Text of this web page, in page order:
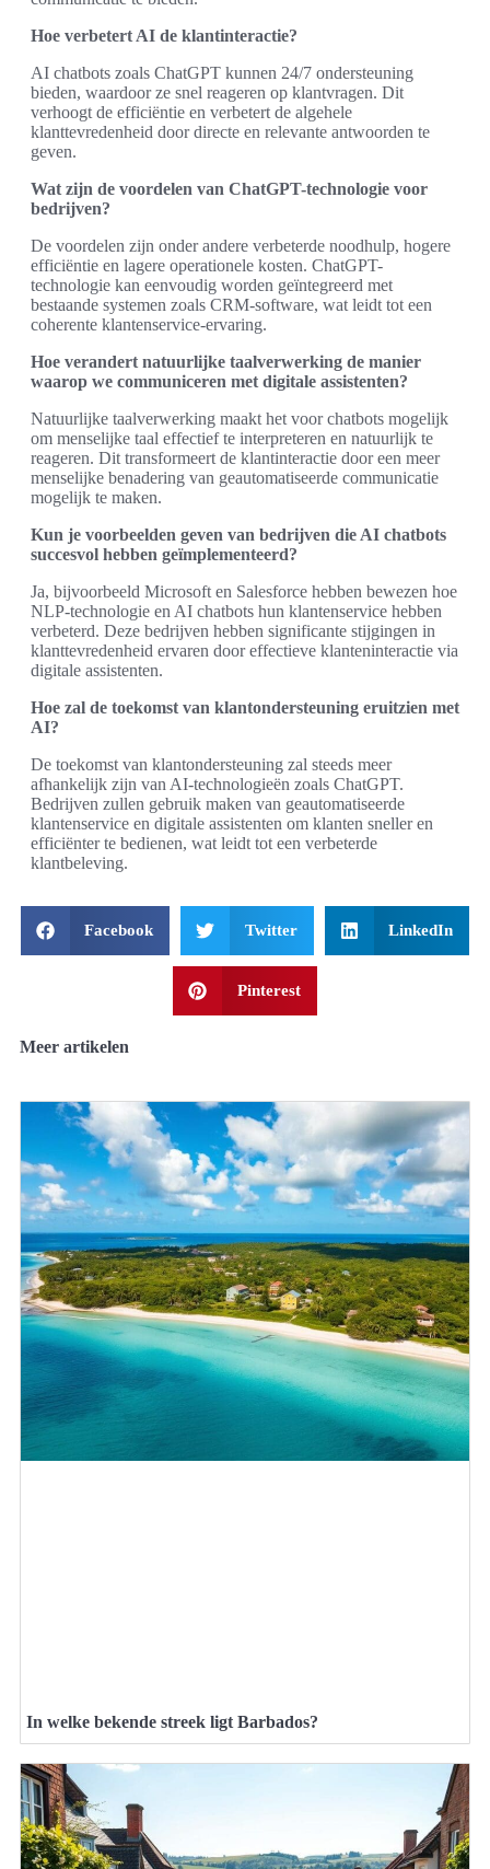
Hoe verbetert AI de klantinteractie?
AI chatbots zoals ChatGPT kunnen 24/7 ondersteuning
bieden, waardoor ze snel reageren op klantvragen. Dit
verhoogt de efficiëntie en verbetert de algehele
klanttevredenheid door directe en relevante antwoorden te
geven.
Wat zijn de voordelen van ChatGPT-technologie voor
bedrijven?
De voordelen zijn onder andere verbeterde noodhulp, hogere
efficiëntie en lagere operationele kosten. ChatGPT-
technologie kan eenvoudig worden geïntegreerd met
bestaande systemen zoals CRM-software, wat leidt tot een
coherente klantenservice-ervaring.
Hoe verandert natuurlijke taalverwerking de manier
waarop we communiceren met digitale assistenten?
Natuurlijke taalverwerking maakt het voor chatbots mogelijk
om menselijke taal effectief te interpreteren en natuurlijk te
reageren. Dit transformeert de klantinteractie door een meer
menselijke benadering van geautomatiseerde communicatie
mogelijk te maken.
Kun je voorbeelden geven van bedrijven die AI chatbots
succesvol hebben geïmplementeerd?
Ja, bijvoorbeeld Microsoft en Salesforce hebben bewezen hoe
NLP-technologie en AI chatbots hun klantenservice hebben
verbeterd. Deze bedrijven hebben significante stijgingen in
klanttevredenheid ervaren door effectieve klanteninteractie via
digitale assistenten.
Hoe zal de toekomst van klantondersteuning eruitzien met
AI?
De toekomst van klantondersteuning zal steeds meer
afhankelijk zijn van AI-technologieën zoals ChatGPT.
Bedrijven zullen gebruik maken van geautomatiseerde
klantenservice en digitale assistenten om klanten sneller en
efficiënter te bedienen, wat leidt tot een verbeterde
klantbeleving.
Facebook Twitter LinkedIn
Pinterest
Meer artikelen
In welke bekende streek ligt Barbados?